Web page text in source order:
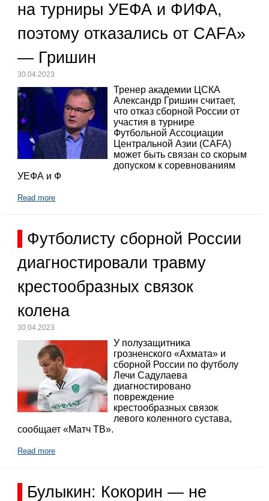
на турниры УЕФА и ФИФА,
поэтому отказались от CAFA»
— Гришин
30.04.2023
Тренер академии ЦСКА
Александр Гришин считает,
что отказ сборной России от
участия в турнире
Футбольной Ассоциации
Центральной Азии (CAFA)
может быть связан со скорым
допуском к соревнованиям
УЕФА и Ф
Read more
Футболисту сборной России
диагностировали травму
крестообразных связок
колена
30.04.2023
У полузащитника
грозненского «Ахмата» и
сборной России по футболу
Лечи Садулаева
диагностировано
повреждение
крестообразных связок
левого коленного сустава,
сообщает «Матч ТВ».
Read more
Булыкин: Кокорин — не